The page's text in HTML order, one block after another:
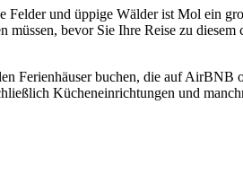
und üppige Wälder ist Mol ein
müssen, bevor Sie Ihre Reise zu diesem
Ferienhäuser buchen, die auf AirBNB
Kücheneinrichtungen und